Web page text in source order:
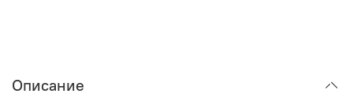
Описание